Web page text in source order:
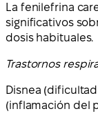
La fenilefrina
significativos
dosis habituales.
Trastornos
Disnea
(inflamación del